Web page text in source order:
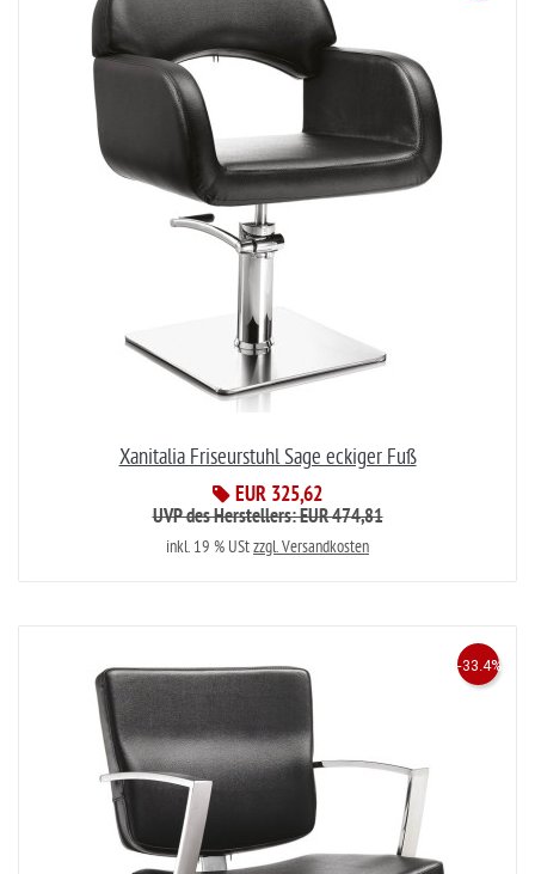
Xanitalia Friseurstuhl Sage eckiger Fuß
EUR 325,62
UVP des Herstellers: EUR 474,81
inkl. 19 % UStzzgl. Versandkosten
-33.4%